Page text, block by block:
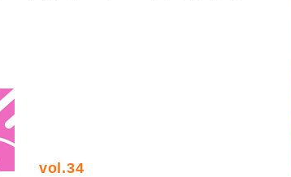
vol.34